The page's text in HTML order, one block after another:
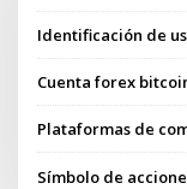
Identificación de
Cuenta forex
Plataformas de
Símbolo de